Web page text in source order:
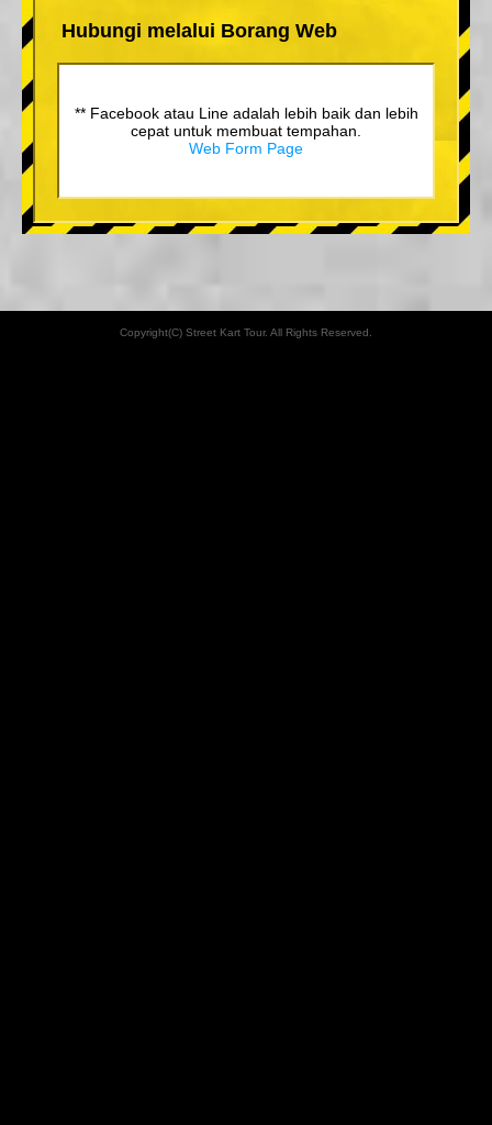
Hubungi melalui Borang Web
** Facebook atau Line adalah lebih baik dan lebih
cepat untuk membuat tempahan.
Web Form Page
Copyright(C) Street Kart Tour. All Rights Reserved.